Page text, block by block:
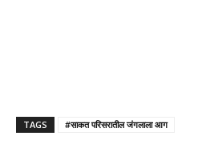
TAGS #साकत परिसरातील जंगलाला आग